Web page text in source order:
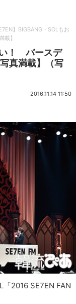
】BIGBANG・SOLもお
】
い！ バースデ
真満載】（写
2016.11.14 11:50
「2016 SE7EN FAN